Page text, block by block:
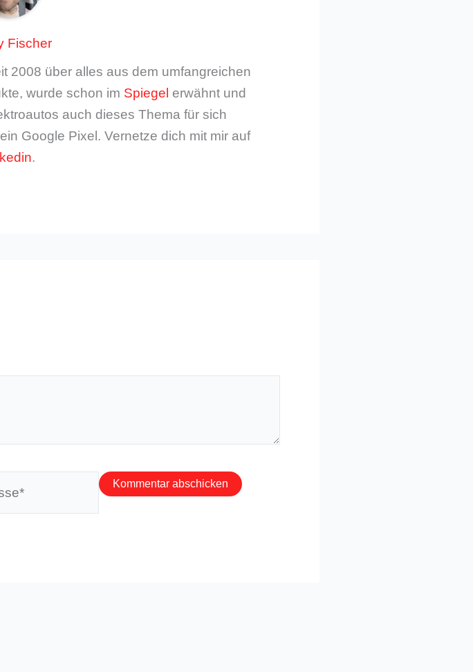
Fischer
2008 über alles aus dem umfangreichen
wurde schon im Spiegel erwähnt und
auch dieses Thema für sich
Google Pixel. Vernetze dich mit mir auf
.